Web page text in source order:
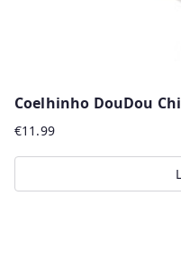
Coelhinho DouDou
€11.99